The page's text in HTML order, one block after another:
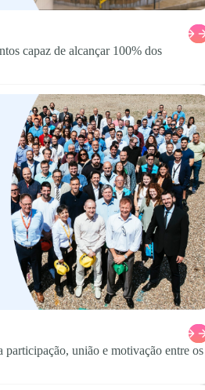
capaz de alcançar 100% dos
participação, união e motivação entre os